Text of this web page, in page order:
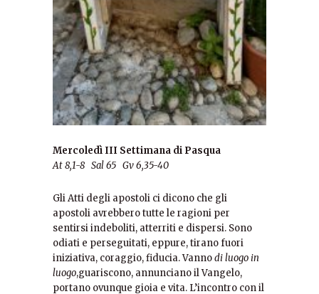
Mercoledì III Settimana di Pasqua
At 8,1-8 Sal 65 Gv 6,35-40
Gli Atti degli apostoli ci dicono che gli
apostoli avrebbero tutte le ragioni per
sentirsi indeboliti, atterriti e dispersi. Sono
odiati e perseguitati, eppure, tirano fuori
iniziativa, coraggio, fiducia. Vannodi luogo in
luogo,guariscono, annunciano il Vangelo,
portano ovunque gioia e vita. L’incontro con il